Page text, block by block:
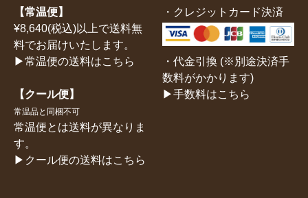
【常温便】
¥8,640(税込)以上で送料無
料でお届けいたします。
▶常温便の送料はこちら
【クール便】
常温品と同梱不可
常温便とは送料が異なりま
す。
▶クール便の送料はこちら
・クレジットカード決済
・代金引換 (※別途決済手
数料がかかります)
▶手数料はこちら